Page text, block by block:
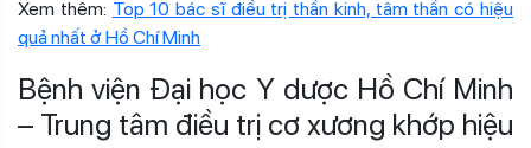
Xem thêm: Top 10 bác sĩ điều trị thần kinh, tâm thần có hiệu
quả nhất ở Hồ Chí Minh
Bệnh viện Đại học Y dược Hồ Chí Minh
– Trung tâm điều trị cơ xương khớp hiệu